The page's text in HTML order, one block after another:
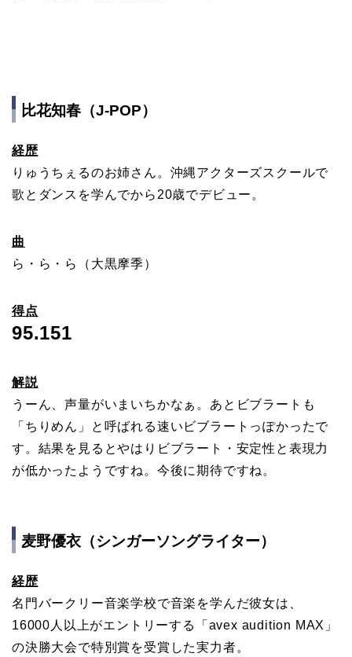
比花知春（J-POP）
経歴
りゅうちぇるのお姉さん。沖縄アクターズスクールで
歌とダンスを学んでから20歳でデビュー。
曲
ら・ら・ら（大黒摩季）
得点
95.151
解説
うーん、声量がいまいちかなぁ。あとビブラートも
「ちりめん」と呼ばれる速いビブラートっぽかったで
す。結果を見るとやはりビブラート・安定性と表現力
が低かったようですね。今後に期待ですね。
麦野優衣（シンガーソングライター）
経歴
名門バークリー音楽学校で音楽を学んだ彼女は、
16000人以上がエントリーする「avex audition MAX」
の決勝大会で特別賞を受賞した実力者。